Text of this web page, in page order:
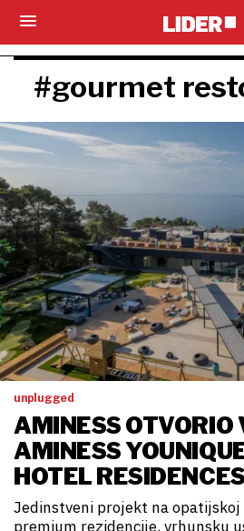
#gourmet
unplugged
AMINESS OTVORIO
AMINESS
HOTEL
Jedinstveni projekt na
premium rezidencije, vrhunsku